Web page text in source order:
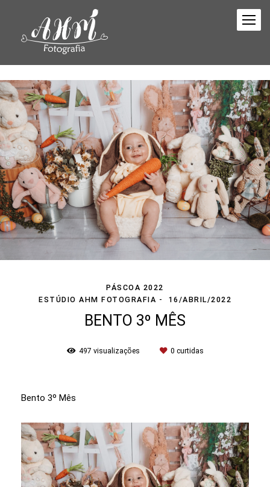
PÁSCOA 2022
ESTÚDIO AHM FOTOGRAFIA
16/ABRIL/2022
BENTO 3º MÊS
497 visualizações 0 curtidas
Bento 3º Mês